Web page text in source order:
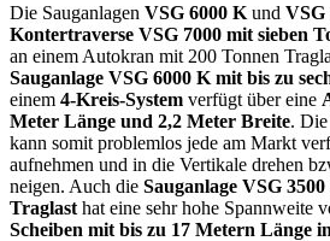
Die Sauganlagen VSG 6000 K und VSG
Kontertraverse VSG 7000 mit sieben
an einem Autokran mit 200 Tonnen
Sauganlage VSG 6000 K mit bis zu
einem 4-Kreis-System verfügt über eine
Meter Länge und 2,2 Meter Breite.
kann somit problemlos jede am Markt
aufnehmen und in die Vertikale drehen
neigen. Auch die Sauganlage VSG
Traglast hat eine sehr hohe Spannweite
Scheiben mit bis zu 17 Metern Länge